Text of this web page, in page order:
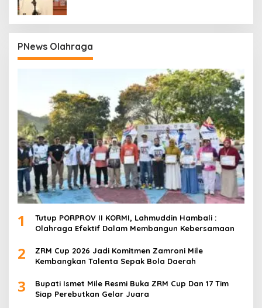
PNews Olahraga
1
Tutup PORPROV II KORMI, Lahmuddin Hambali :
Olahraga Efektif Dalam Membangun Kebersamaan
2
ZRM Cup 2026 Jadi Komitmen Zamroni Mile
Kembangkan Talenta Sepak Bola Daerah
3
Bupati Ismet Mile Resmi Buka ZRM Cup Dan 17 Tim
Siap Perebutkan Gelar Juara